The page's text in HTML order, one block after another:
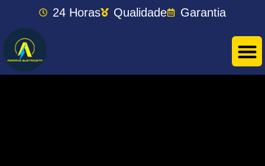
24 Horas Qualidade Garantia